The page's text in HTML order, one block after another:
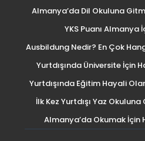
Almanya’da Dil Okuluna
YKS Puanı Almanya
Ausbildung Nedir? En Çok
Yurtdışında Üniversite İçin
Yurtdışında Eğitim Hayali
İlk Kez Yurtdışı Yaz
Almanya’da Okumak İçin